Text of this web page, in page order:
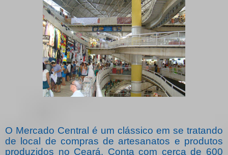
O Mercado Central é um clássico em se tratando
de local de compras de artesanatos e produtos
produzidos no Ceará. Conta com cerca de 600